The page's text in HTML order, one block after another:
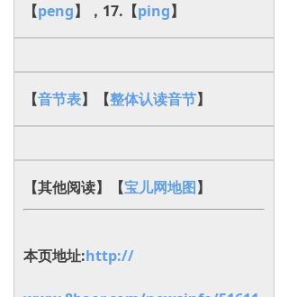
【peng】，17.【ping】
【音节表】【整体认读音节】
【其他阅读】 【宝儿网地图】
本页地址:http://